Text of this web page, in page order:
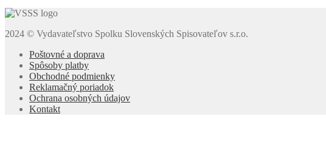
2024 © Vydavateľstvo Spolku Slovenských Spisovateľov s.r.o.
Poštovné a doprava
Spôsoby platby
Obchodné podmienky
Reklamačný poriadok
Ochrana osobných údajov
Kontakt